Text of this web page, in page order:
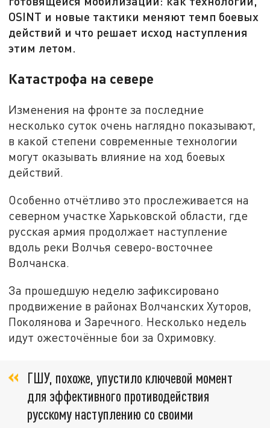
OSINT и новые тактики меняют темп боевых
действий и что решает исход наступления
этим летом.
Катастрофа на севере
Изменения на фронте за последние
несколько суток очень наглядно показывают,
в какой степени современные технологии
могут оказывать влияние на ход боевых
действий.
Особенно отчётливо это прослеживается на
северном участке Харьковской области, где
русская армия продолжает наступление
вдоль реки Волчья северо-восточнее
Волчанска.
За прошедшую неделю зафиксировано
продвижение в районах Волчанских Хуторов,
Поколянова и Заречного. Несколько недель
идут ожесточённые бои за Охримовку.
ГШУ, похоже, упустило ключевой момент
для эффективного противодействия
русскому наступлению со своими